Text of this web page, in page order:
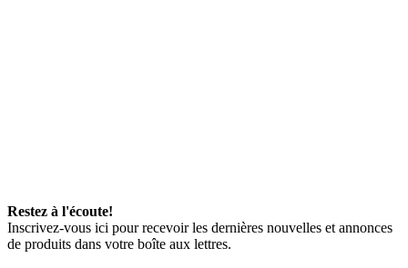
Restez à l'écoute!
Inscrivez-vous ici pour recevoir les dernières nouvelles et annonces
de produits dans votre boîte aux lettres.